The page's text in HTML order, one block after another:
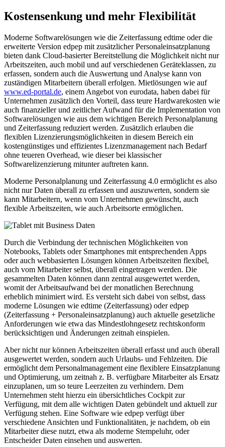
Kostensenkung und mehr Flexibilität
Moderne Softwarelösungen wie die Zeiterfassung edtime oder die
erweiterte Version edpep mit zusätzlicher Personaleinsatzplanung
bieten dank Cloud-basierter Bereitstellung die Möglichkeit nicht nur
Arbeitszeiten, auch mobil und auf verschiedenen Geräteklassen, zu
erfassen, sondern auch die Auswertung und Analyse kann von
zuständigen Mitarbeitern überall erfolgen. Mietlösungen wie auf
www.ed-portal.de, einem Angebot von eurodata, haben dabei für
Unternehmen zusätzlich den Vorteil, dass teure Hardwarekosten wie
auch finanzieller und zeitlicher Aufwand für die Implementation von
Softwarelösungen wie aus dem wichtigen Bereich Personalplanung
und Zeiterfassung reduziert werden. Zusätzlich erlauben die
flexiblen Lizenzierungsmöglichkeiten in diesem Bereich ein
kostengünstiges und effizientes Lizenzmanagement nach Bedarf
ohne teueren Overhead, wie dieser bei klassischer
Softwarelizenzierung mitunter auftreten kann.
Moderne Personalplanung und Zeiterfassung 4.0 ermöglicht es also
nicht nur Daten überall zu erfassen und auszuwerten, sondern sie
kann Mitarbeitern, wenn vom Unternehmen gewünscht, auch
flexible Arbeitszeiten, wie auch Arbeitsorte ermöglichen.
Durch die Verbindung der technischen Möglichkeiten von
Notebooks, Tablets oder Smartphones mit entsprechenden Apps
oder auch webbasierten Lösungen können Arbeitszeiten flexibel,
auch vom Mitarbeiter selbst, überall eingetragen werden. Die
gesammelten Daten können dann zentral ausgewertet werden,
womit der Arbeitsaufwand bei der monatlichen Berechnung
erheblich minimiert wird. Es versteht sich dabei von selbst, dass
moderne Lösungen wie edtime (Zeiterfassung) oder edpep
(Zeiterfassung + Personaleinsatzplanung) auch aktuelle gesetzliche
Anforderungen wie etwa das Mindestlohngesetz rechtskonform
berücksichtigen und Änderungen zeitnah einspielen.
Aber nicht nur können Arbeitszeiten überall erfasst und auch überall
ausgewertet werden, sondern auch Urlaubs- und Fehlzeiten. Die
ermöglicht dem Personalmanagement eine flexiblere Einsatzplanung
und Optimierung, um zeitnah z. B. verfügbare Mitarbeiter als Ersatz
einzuplanen, um so teure Leerzeiten zu verhindern. Dem
Unternehmen steht hierzu ein übersichtliches Cockpit zur
Verfügung, mit dem alle wichtigen Daten gebündelt und aktuell zur
Verfügung stehen. Eine Software wie edpep verfügt über
verschiedene Ansichten und Funktionalitäten, je nachdem, ob ein
Mitarbeiter diese nutzt, etwa als moderne Stempeluhr, oder
Entscheider Daten einsehen und auswerten.